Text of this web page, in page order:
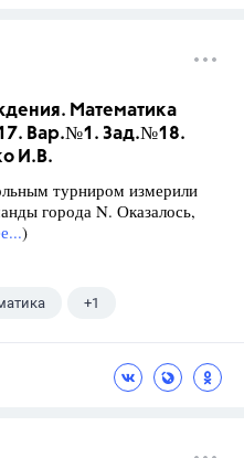
Математика
Вар.№1. Зад.№18.
И.В.
турниром измерили
города N. Оказалось,
)
+1